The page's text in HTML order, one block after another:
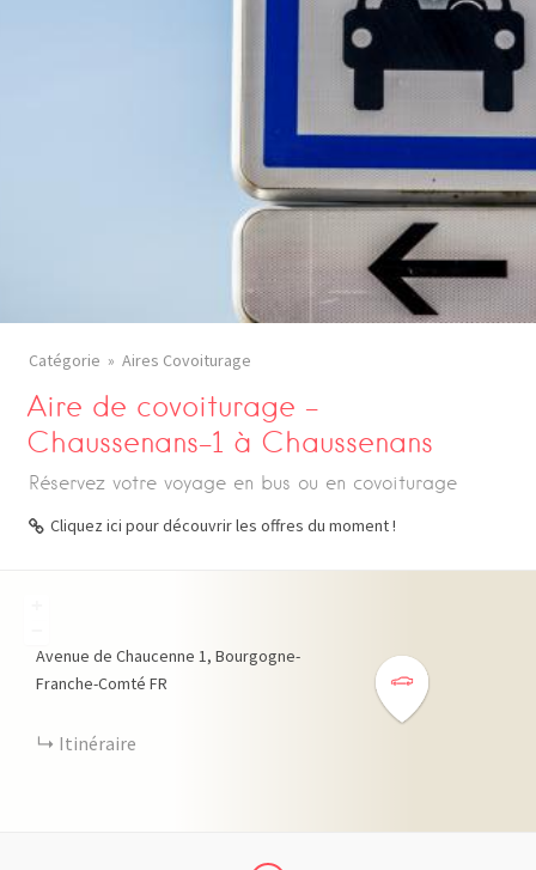
Catégorie Aires Covoiturage
Aire de covoiturage –
Chaussenans-1 à Chaussenans
Réservez votre voyage en bus ou en covoiturage
Cliquez ici pour découvrir les offres du moment !
Avenue de Chaucenne 1 Bourgogne-
Franche-Comté FR
Itinéraire